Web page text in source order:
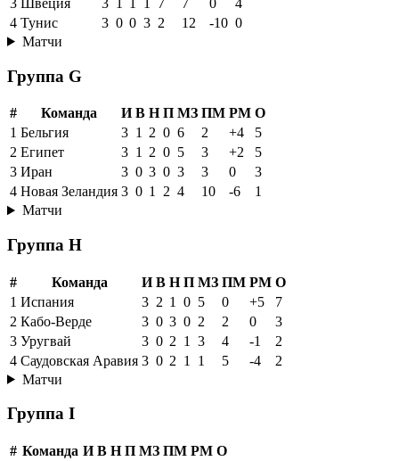
4 Тунис 3 0 0 3 2 12 -10 0
Матчи
Группа G
# Команда И В Н П МЗ ПМ РМ О
1 Бельгия 3 1 2 0 6 2 +4
5
2 Египет 3 1 2 0 5 3 +2
5
3 Иран 3 0 3 0 3 3 0
3
4 Новая Зеландия 3 0 1 2 4 10 -6
1
Матчи
Группа H
# Команда И В Н П МЗ ПМ РМ О
1 Испания 3 2 1 0 5 0 +5
7
2 Кабо-Верде 3 0 3 0 2 2 0
3
3 Уругвай 3 0 2 1 3 4 -1
2
4 Саудовская Аравия 3 0 2 1 1 5 -4
2
Матчи
Группа I
# Команда И В Н П МЗ ПМ РМ О